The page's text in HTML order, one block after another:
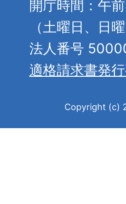
開庁時間：午
（土曜日、日
法人番号
適格請求書発
Copyright (c)